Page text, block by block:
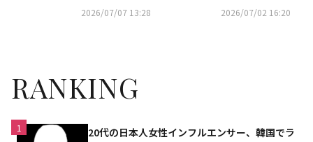
シリーズアワード」のハンドプ
2026/07/07 13:28
多彩なコーナーでファンと交流
2026/07/02 16:20
RANKING
1
20代の日本人女性インフルエンサー、韓国でラ